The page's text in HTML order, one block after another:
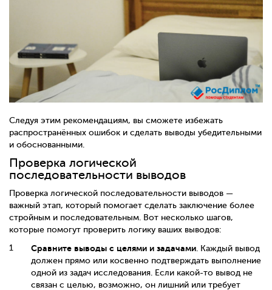
Следуя этим рекомендациям, вы сможете избежать
распространённых ошибок и сделать выводы убедительными
и обоснованными.
Проверка логической
последовательности выводов
Проверка логической последовательности выводов —
важный этап, который помогает сделать заключение более
стройным и последовательным. Вот несколько шагов,
которые помогут проверить логику ваших выводов:
Сравните выводы с целями и задачами . Каждый вывод
должен прямо или косвенно подтверждать выполнение
одной из задач исследования. Если какой-то вывод не
связан с целью, возможно, он лишний или требует